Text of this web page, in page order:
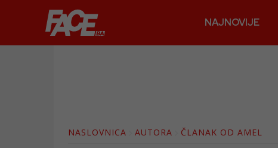
NAJNOVIJE
NASLOVNICA AUTORA ČLANAK OD AMEL